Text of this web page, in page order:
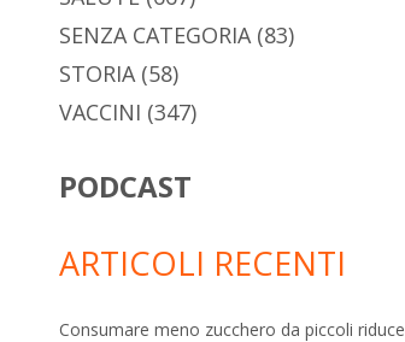
SENZA CATEGORIA(83)
STORIA(58)
VACCINI (347)
PODCAST
ARTICOLI RECENTI
Consumare meno zucchero da piccoli riduce